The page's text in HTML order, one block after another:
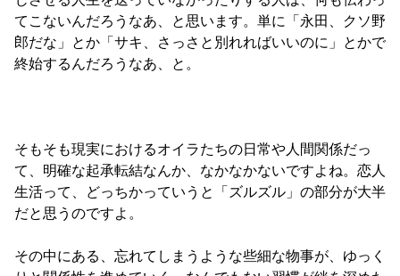
てこないんだろうなあ、と思います。単に「永田、クソ野
郎だな」とか「サキ、さっさと別れればいいのに」とかで
終始するんだろうなあ、と。
そもそも現実におけるオイラたちの日常や人間関係だっ
て、明確な起承転結なんか、なかなかないですよね。恋人
生活って、どっちかっていうと「ズルズル」の部分が大半
だと思うのですよ。
その中にある、忘れてしまうような些細な物事が、ゆっく